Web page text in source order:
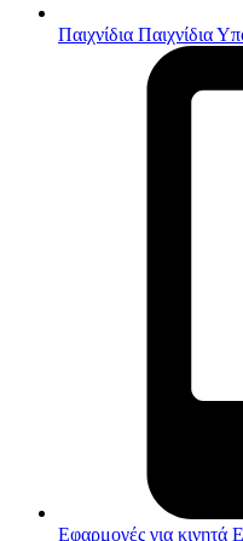
Παιχνίδια Παιχνίδια
Εφαρμογές για κινητά